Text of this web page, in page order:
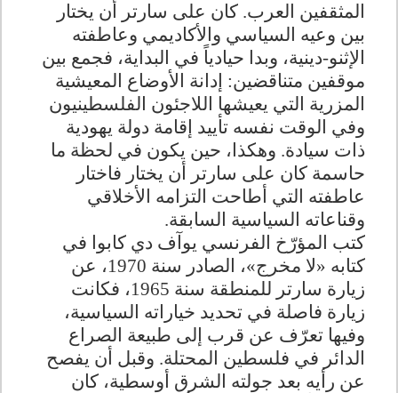
المثقفين العرب. كان على سارتر أن يختار
بين وعيه السياسي والأكاديمي وعاطفته
الإثنو-دينية، وبدا حيادياً في البداية، فجمع بين
موقفين متناقضين: إدانة الأوضاع المعيشية
المزرية التي يعيشها اللاجئون الفلسطينيون
وفي الوقت نفسه تأييد إقامة دولة يهودية
ذات سيادة. وهكذا، حين يكون في لحظة ما
حاسمة كان على سارتر أن يختار فاختار
عاطفته التي أطاحت التزامه الأخلاقي
وقناعاته السياسية السابقة.
كتب المؤرّخ الفرنسي يوآف دي كابوا في
كتابه «لا مخرج»، الصادر سنة 1970، عن
زيارة سارتر للمنطقة سنة 1965، فكانت
زيارة فاصلة في تحديد خياراته السياسية،
وفيها تعرّف عن قرب إلى طبيعة الصراع
الدائر في فلسطين المحتلة. وقبل أن يفصح
عن رأيه بعد جولته الشرق أوسطية، كان